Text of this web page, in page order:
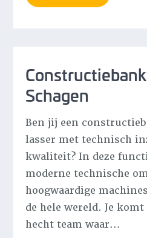
Schagen
Ben jij een
lasser met technisch
kwaliteit? In deze
moderne technische
hoogwaardige
de hele wereld. Je
hecht team waar...